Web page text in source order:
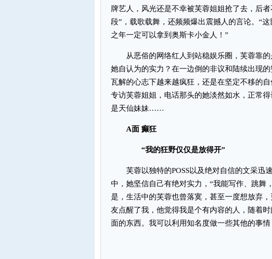
牌艺人，风光还是不幸被芙蓉姐姐抢了去，后
段”，载歌载舞，还频频爆出震撼人的言论。“
之年一定可以拿到奥斯卡小金人！”
从恶俗的网络红人到站稳娱乐圈，芙蓉靠的
她自认为的实力？在一边倒的非议和陆续出现
瓦解的心志下越来越疯狂，还是在坚定不移的
专访芙蓉姐姐，电话那头的她淡然如水，正常
是天仙妹妹……
A面 癫狂
“我的狂野仅仅是放得开”
芙蓉以独特的POSS以及绝对自信的文采迅
中，她坚信自己有绝对实力，“我能写作、跳舞
是，生活中的芙蓉也曾落寞，甚至一度想放弃
友点醒了我，他觉得我是个有内容的人，随着
面的东西。我可以利用知名度做一些其他的事